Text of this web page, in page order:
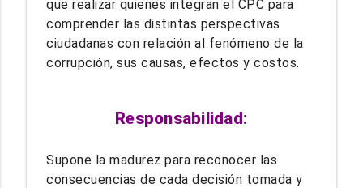
que realizar quienes integran el CPC para
comprender las distintas perspectivas
ciudadanas con relación al fenómeno de la
corrupción, sus causas, efectos y costos.
Responsabilidad:
Supone la madurez para reconocer las
consecuencias de cada decisión tomada y